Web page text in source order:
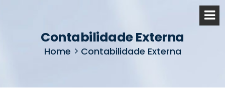
Contabilidade Externa
Home Contabilidade Externa